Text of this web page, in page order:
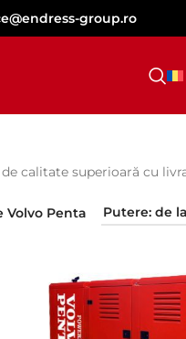
group.ro
calitate superioară cu
Volvo Penta